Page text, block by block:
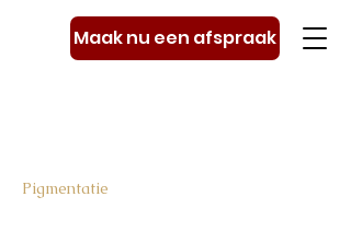
Maak nu een afspraak
Pigmentatie